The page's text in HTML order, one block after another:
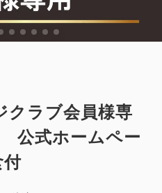
詳細
クラブ会員様専
公式ホームペー